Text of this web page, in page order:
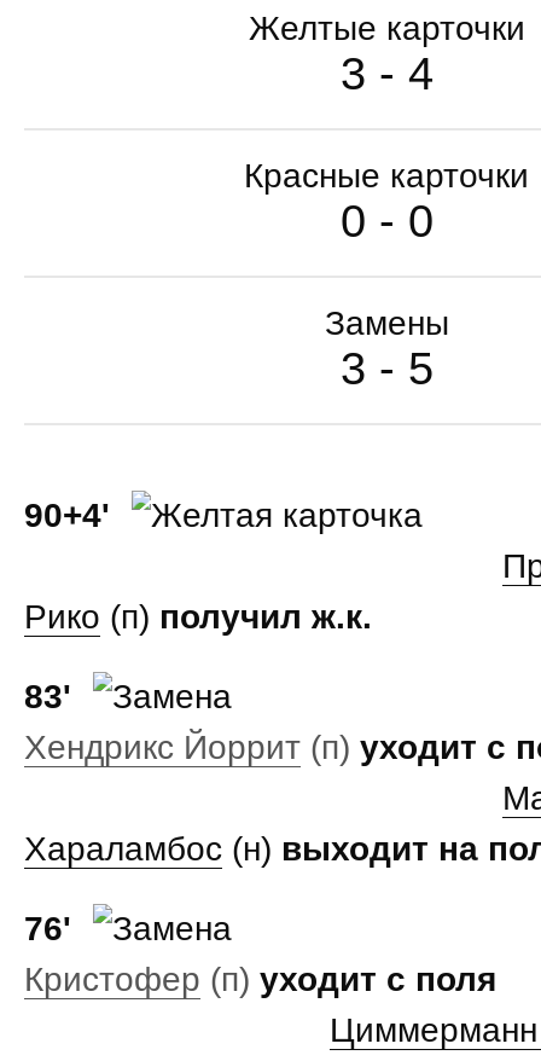
Желтые карточки
3 - 4
Красные карточки
0 - 0
Замены
3 - 5
90+4'
Рико (п) получил ж.к.
83'
Хендрикс Йоррит (п) уходит с
Хараламбос (н) выходит на
76'
Кристофер (п) уходит с поля
Циммерманн